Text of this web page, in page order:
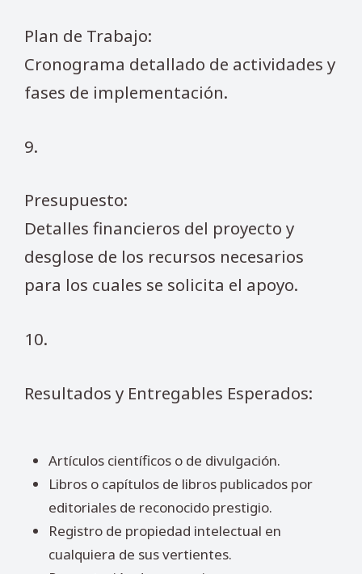
Plan de Trabajo:
Cronograma detallado de actividades y
fases de implementación.
9.
Presupuesto:
Detalles financieros del proyecto y
desglose de los recursos necesarios
para los cuales se solicita el apoyo.
10.
Resultados y Entregables Esperados:
Artículos científicos o de divulgación.
Libros o capítulos de libros publicados por
editoriales de reconocido prestigio.
Registro de propiedad intelectual en
cualquiera de sus vertientes.